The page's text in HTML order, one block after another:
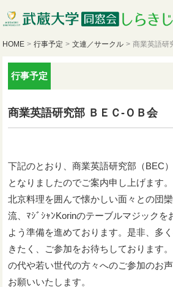
HOME > 行事予定 > 文連／サークル > 商業英語研
行事予定
商業英語研究部 ＢＥＣ‐ＯＢ会
下記のとおり、商業英語研究部（BEC
となりましたのでご案内申し上げます。
北京料理を囲んで懐かしい面々との団
流、ﾏｼﾞｼｬﾝKorinのテーブルマジックを
よう準備を進めております。是非、多
きたく、ご参加をお待ちしております
の代や若い世代の方々へのご参加のお
お願いいたします。